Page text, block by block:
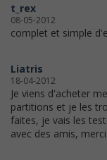
t_rex
08-05-2012
complet et simple
Liatris
18-04-2012
Je viens d'acheter
partitions et je les
faites, je vais les
avec des amis,